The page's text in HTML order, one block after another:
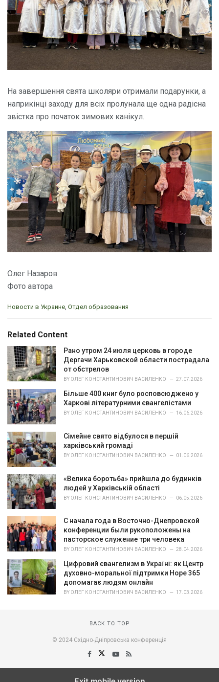
На завершення свята школяри отримали подарунки, а
наприкінці заходу для всіх пролунала ще одна радісна
звістка про початок зимових канікул.
Олег Назаров
Фото автора
C
e
o
r
i
e
:
Новости в Украине, Отдел образования
Related Content
Рано утром 24 июля церковь в городе
Дергачи Харьковской области пострадала
от обстрелов
BY ОЛЕГ КОНСТАНТИНОВИЧ ВАСИЛЕНКО 27.07.2026
Більше 400 книг було росповсюджено у
Харкові літературними євангелістами
BY ОЛЕГ КОНСТАНТИНОВИЧ ВАСИЛЕНКО 16.06.2026
Сімейне свято відбулося в першій
харківський громаді
BY ОЛЕГ КОНСТАНТИНОВИЧ ВАСИЛЕНКО 01.06.2026
«Велика боротьба» прийшла до будинків
людей у Харківській області
BY ОЛЕГ КОНСТАНТИНОВИЧ ВАСИЛЕНКО 06.05.2026
С начала года в Восточно-Днепровской
конференции были рукоположены на
пасторское служение три человека
BY ОЛЕГ КОНСТАНТИНОВИЧ ВАСИЛЕНКО 28.04.2026
Цифровий євангелизм в Україні: як Центр
духовно-моральної підтримки Hope 365
допомагає людям онлайн
BY ОЛЕГ КОНСТАНТИНОВИЧ ВАСИЛЕНКО 17.03.2026
BACK TO TOP
© 2024 Східно-Дніпровська конференція